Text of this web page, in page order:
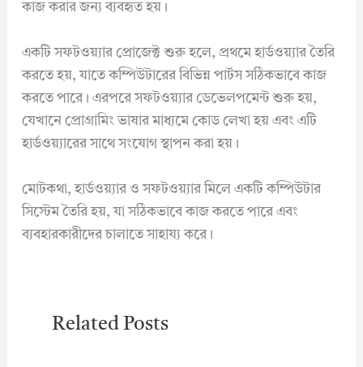
কাজ করার জন্য ব্যবহৃত হয়।
একটি সফটওয়্যার প্রোজেক্ট শুরু হলে, প্রথমে হার্ডওয়্যার তৈরি
করতে হয়, যাতে কম্পিউটারের বিভিন্ন পার্টস সঠিকভাবে কাজ
করতে পারে। এরপরে সফটওয়্যার ডেভেলপমেন্ট শুরু হয়,
যেখানে প্রোগ্রামিং ভাষার মাধ্যমে কোড লেখা হয় এবং এটি
হার্ডওয়্যারের সাথে সংযোগ স্থাপন করা হয়।
মোটকথা, হার্ডওয়্যার ও সফটওয়্যার মিলে একটি কম্পিউটার
সিস্টেম তৈরি হয়, যা সঠিকভাবে কাজ করতে পারে এবং
ব্যবহারকারীদের চালাতে সাহায্য করে।
Related Posts